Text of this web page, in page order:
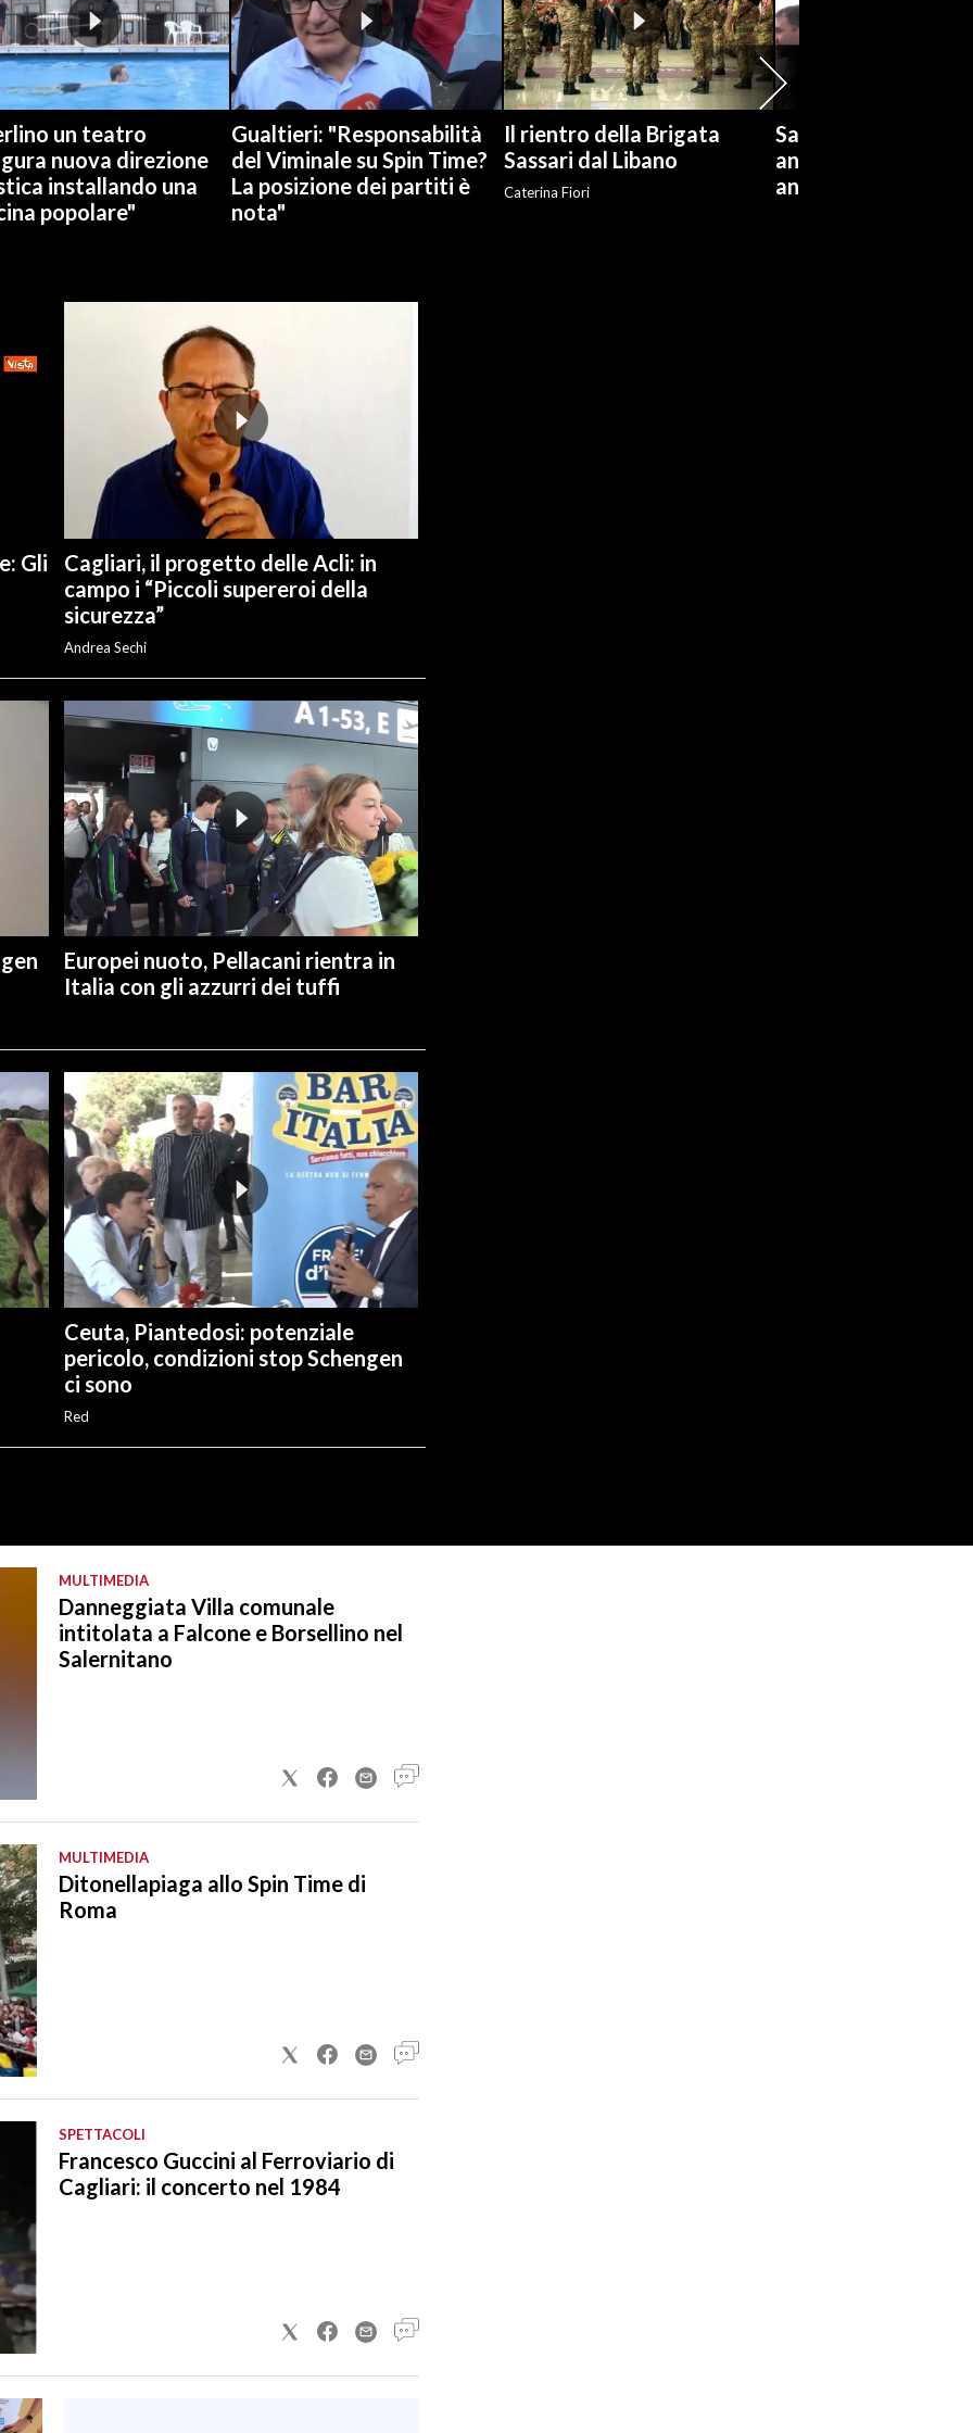
un teatro
nuova direzione
installando una
popolare"
Gualtieri: "Responsabilità
del Viminale su Spin Time?
La posizione dei partiti è
nota"
Il rientro della Brigata
Sassari dal Libano
Caterina Fiori
Salvini: "Roggero
andare avanti su
anti-risarcimenti"
Gli
Cagliari, il progetto delle Acli: in
campo i “Piccoli supereroi della
sicurezza”
Andrea Sechi
Europei nuoto, Pellacani rientra in
Italia con gli azzurri dei tuffi
Ceuta, Piantedosi: potenziale
pericolo, condizioni stop Schengen
ci sono
Red
MULTIMEDIA
Danneggiata Villa comunale
intitolata a Falcone e Borsellino nel
Salernitano
MULTIMEDIA
Ditonellapiaga allo Spin Time di
Roma
SPETTACOLI
Francesco Guccini al Ferroviario di
Cagliari: il concerto nel 1984